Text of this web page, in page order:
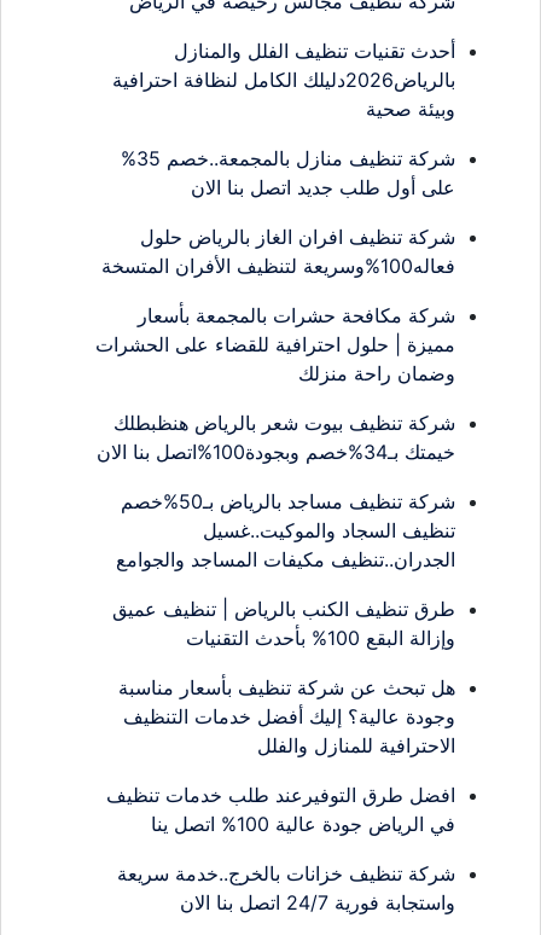
أحدث تقنيات تنظيف الفلل والمنازل
بالرياض2026دليلك الكامل لنظافة احترافية
وبيئة صحية
شركة تنظيف منازل بالمجمعة..خصم 35%
على أول طلب جديد اتصل بنا الان
شركة تنظيف افران الغاز بالرياض حلول
فعاله100%وسريعة لتنظيف الأفران المتسخة
شركة مكافحة حشرات بالمجمعة بأسعار
مميزة | حلول احترافية للقضاء على الحشرات
وضمان راحة منزلك
شركة تنظيف بيوت شعر بالرياض هنظبطلك
خيمتك بـ34%خصم وبجودة100%اتصل بنا الان
شركة تنظيف مساجد بالرياض بـ50%خصم
تنظيف السجاد والموكيت..غسيل
الجدران..تنظيف مكيفات المساجد والجوامع
طرق تنظيف الكنب بالرياض | تنظيف عميق
وإزالة البقع 100% بأحدث التقنيات
هل تبحث عن شركة تنظيف بأسعار مناسبة
وجودة عالية؟ إليك أفضل خدمات التنظيف
الاحترافية للمنازل والفلل
افضل طرق التوفيرعند طلب خدمات تنظيف
في الرياض جودة عالية 100% اتصل ينا
شركة تنظيف خزانات بالخرج..خدمة سريعة
واستجابة فورية 24/7 اتصل بنا الان